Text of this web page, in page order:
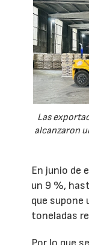
Las
alcanzaron
En junio de
un 9 %,
que supone
toneladas